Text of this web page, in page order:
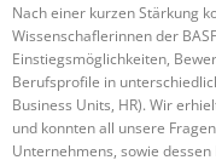
Nach einer kurzen Stärkung
Wissenschaflerinnen der
Einstiegsmöglichkeiten,
Berufsprofile in
Business Units, HR). Wir
und konnten all unsere
Unternehmens, sowie